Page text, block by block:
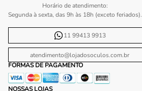
Horário de atendimento:
Segunda à sexta, das 9h às 18h (exceto feriados).
11 99413 9913
atendimento@lojadosoculos.com.br
FORMAS DE PAGAMENTO
NOSSAS LOJAS